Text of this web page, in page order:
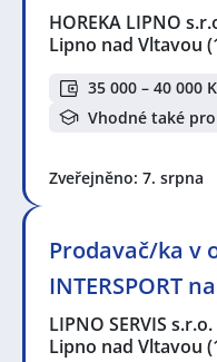
HOREKA LIPNO
Lipno nad Vltavou
35 000 – 40 000
Vhodné také
Zveřejněno: 7. srpna
Prodavač/ka v
INTERSPORT
LIPNO SERVIS s.r.o.
Lipno nad Vltavou